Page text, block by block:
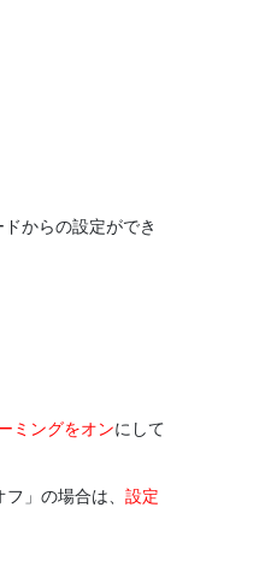
からの設定ができ
ミングをオンにして
」の場合は、 設定